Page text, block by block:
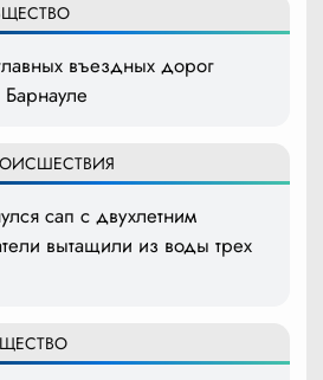
въездных дорог
сап с двухлетним
вытащили из воды трех